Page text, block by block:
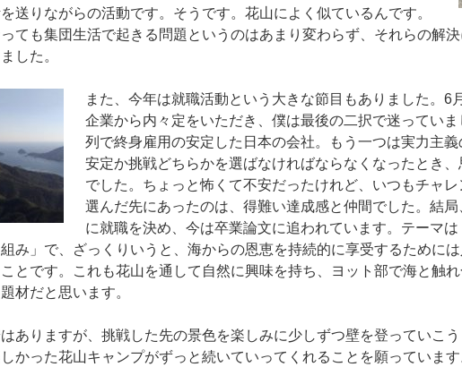
送りながらの活動です。そうです。花山によく似ているんです。
ても集団生活で起きる問題というのはあまり変わらず、それらの解
した。
また、今年は就職活動という大きな節目もありました。6
企業から内々定をいただき、僕は最後の二択で迷ってい
列で終身雇用の安定した日本の会社。もう一つは実力主
安定か挑戦どちらかを選ばなければならなくなったとき
でした。ちょっと怖くて不安だったけれど、いつもチャ
選んだ先にあったのは、得難い達成感と仲間でした。結
に就職を決め、今は卒業論文に追われています。テーマ
み」で、ざっくりいうと、海からの恩恵を持続的に享受するために
とです。これも花山を通して自然に興味を持ち、ヨット部で海と触
材だと思います。
ありますが、挑戦した先の景色を楽しみに少しずつ壁を登っていこ
かった花山キャンプがずっと続いていってくれることを願っていま